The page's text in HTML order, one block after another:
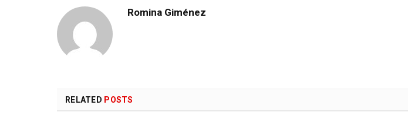
Romina Giménez
RELATED POSTS